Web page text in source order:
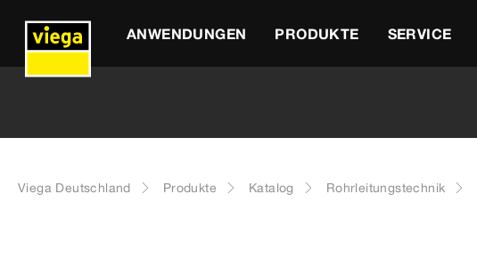
ANWENDUNGEN PRODUKTE SERVICE
Viega Deutschland Produkte Katalog Rohrleitungstechnik